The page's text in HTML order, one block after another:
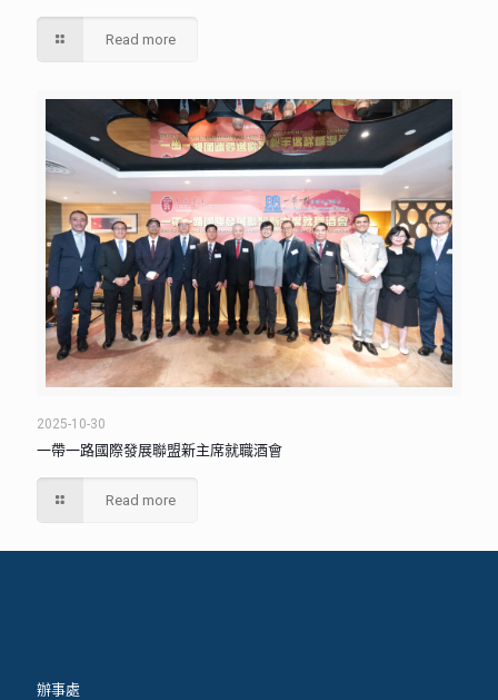
Read more
2025-10-30
一帶一路國際發展聯盟新主席就職酒會
Read more
辦事處